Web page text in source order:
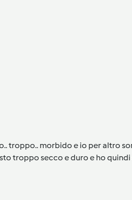
troppo.. morbido e io per altro
troppo secco e duro e ho